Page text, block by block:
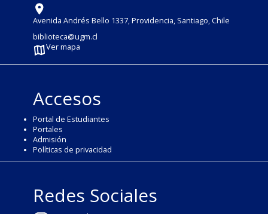
Avenida Andrés Bello 1337, Providencia, Santiago, Chile
biblioteca@ugm.cl
Ver mapa
Accesos
Portal de Estudiantes
Portales
Admisión
Políticas de privacidad
Redes Sociales